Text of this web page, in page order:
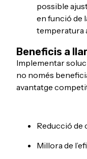
possible
en funció de
temperatura
Beneficis a
Implementar
no només
avantatge
Reducció de
Millora de